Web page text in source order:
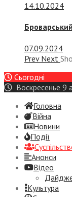
14.10.2024
07.09.2024
Prev Next
Сьогодні
Воскресенье 9
Головна
Війна
Новини
Події
Анонси
Відео
Культура